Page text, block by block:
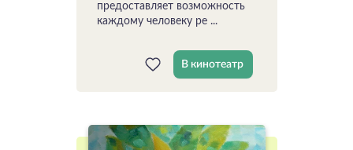
предоставляет возможность
каждому человеку ре ...
В кинотеатр